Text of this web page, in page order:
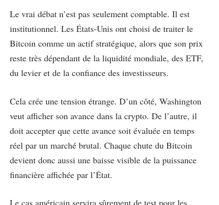
Le vrai débat n’est pas seulement comptable. Il est
institutionnel. Les États-Unis ont choisi de traiter le
Bitcoin comme un actif stratégique, alors que son prix
reste très dépendant de la liquidité mondiale, des ETF,
du levier et de la confiance des investisseurs.
Cela crée une tension étrange. D’un côté, Washington
veut afficher son avance dans la crypto. De l’autre, il
doit accepter que cette avance soit évaluée en temps
réel par un marché brutal. Chaque chute du Bitcoin
devient donc aussi une baisse visible de la puissance
financière affichée par l’État.